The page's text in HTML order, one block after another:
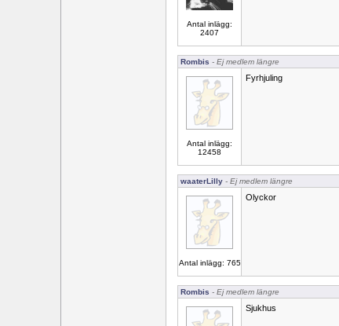
Antal inlägg:
2407
Rombis - Ej medlem längre
Antal inlägg:
12458
Fyrhjuling
waaterLilly - Ej medlem längre
Antal inlägg: 765
Olyckor
Rombis - Ej medlem längre
Sjukhus